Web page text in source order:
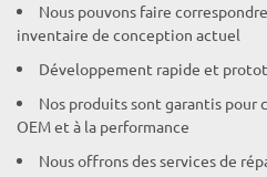
Nous pouvons faire
inventaire de conception actuel
Développement rapide et
Nos produits sont garantis pour
OEM et à la performance
Nous offrons des services de